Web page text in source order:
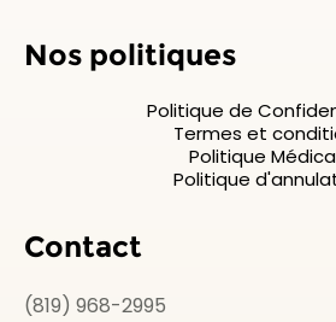
Contact
(819) 968-2995
Nos politiques
Politique de
Termes et
Politique
Politique